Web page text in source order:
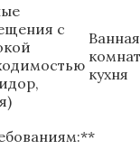
с
Ванная
кухня